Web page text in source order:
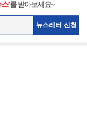
’를 받아보세요~
뉴스레터 신청